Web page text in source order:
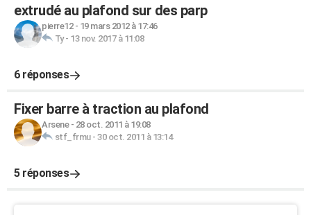
extrudé au plafond sur des parp
pierre12- 19 mars 2012 à 17:46
Ty- 13 nov. 2017 à 11:08
6 réponses
Fixer barre à traction au plafond
Arsene- 28 oct. 2011 à 19:08
stf_frmu- 30 oct. 2011 à 13:14
5 réponses